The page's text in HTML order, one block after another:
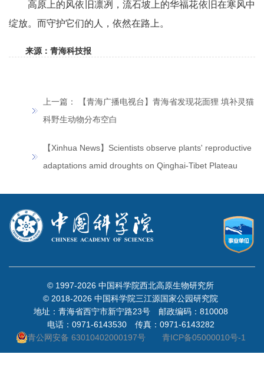
高原上的风依旧凛冽，流石坡上的华福花依旧在寒风中
绽放。而守护它们的人，依然在路上。
来源：青海科技报
上一篇：
【青海广播电视台】青海省发现花面狸 填补灵猫
科野生动物分布空白
【Xinhua News】Scientists observe plants' reproductive
adaptations amid droughts on Qinghai-Tibet Plateau
© 1997-2026 中国科学院西北高原生物研究所
© 2018-2026 中国科学院三江源国家公园研究院
地址：青海省西宁市新宁路23号 邮政编码：810008
电话：0971-6143530 传真：0971-6143282
青公网安备 63010402000197号
青ICP备05000010号-1